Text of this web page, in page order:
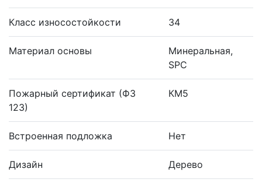
Класс износостойкости 34
Материал основы
Минеральная,
SPC
Пожарный сертификат (ФЗ
123)
КМ5
Встроенная подложка Нет
Дизайн Дерево